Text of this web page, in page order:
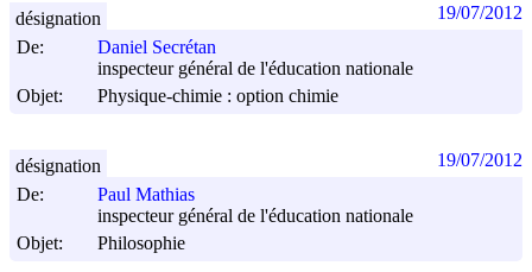
De:
Daniel Secrétan
inspecteur général de l'éducation nationale
Objet:
Physique-chimie : option chimie
désignation 19/07/2012
De:
Paul Mathias
inspecteur général de l'éducation nationale
Objet:
Philosophie
désignation 19/07/2012